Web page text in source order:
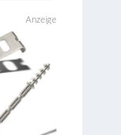
Anzeige